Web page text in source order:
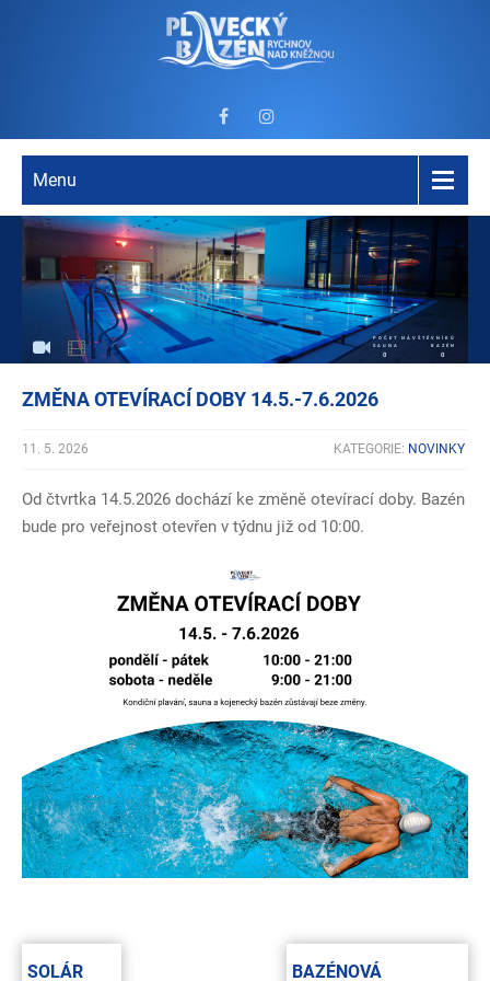
Menu
POČET NÁVŠTĚVNÍKŮ
SAUNA
0
BAZÉN
0
ZMĚNA OTEVÍRACÍ DOBY 14.5.-7.6.2026
11. 5. 2026 KATEGORIE: NOVINKY
Od čtvrtka 14.5.2026 dochází ke změně otevírací doby. Bazén
bude pro veřejnost otevřen v týdnu již od 10:00.
P
o
SOLÁR BAZÉNOVÁ